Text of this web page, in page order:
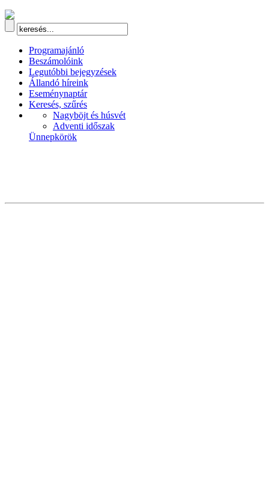
Programajánló
Beszámolóink
Legutóbbi bejegyzések
Állandó híreink
Eseménynaptár
Keresés, szűrés
Nagyböjt és húsvét
Adventi időszak
Ünnepkörök